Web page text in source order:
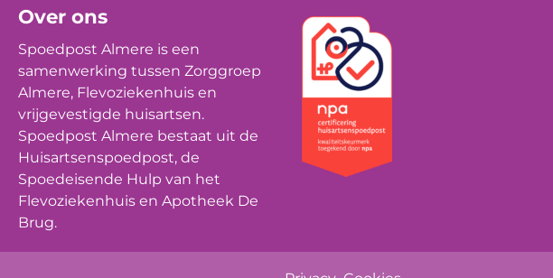
Over ons
Spoedpost Almere is een
samenwerking tussen Zorggroep
Almere, Flevoziekenhuis en
vrijgevestigde huisartsen.
Spoedpost Almere bestaat uit de
Huisartsenspoedpost, de
Spoedeisende Hulp van het
Flevoziekenhuis en Apotheek De
Brug.
Keurmerken